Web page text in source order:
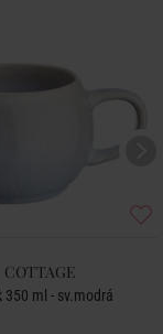
COTTAGE
350 ml - sv.modrá